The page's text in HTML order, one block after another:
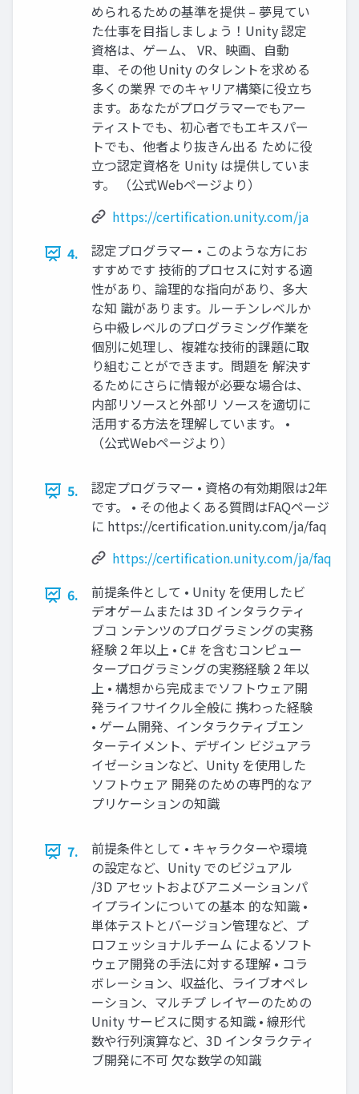
められるための基準を提供 – 夢見てい
た仕事を目指しましょう！Unity 認定
資格は、ゲーム、 VR、映画、自動
車、その他 Unity のタレントを求める
多くの業界 でのキャリア構築に役立ち
ます。あなたがプログラマーでもアー
ティストでも、初心者でもエキスパー
トでも、他者より抜きん出る ために役
立つ認定資格を Unity は提供していま
す。 （公式Webページより）
https://certification.unity.com/ja
4.
認定プログラマー • このような方にお
すすめです 技術的プロセスに対する適
性があり、論理的な指向があり、多大
な知 識があります。ルーチンレベルか
ら中級レベルのプログラミング作業を
個別に処理し、複雑な技術的課題に取
り組むことができます。問題を 解決す
るためにさらに情報が必要な場合は、
内部リソースと外部リ ソースを適切に
活用する方法を理解しています。 •
（公式Webページより）
5.
認定プログラマー • 資格の有効期限は2年
です。 • その他よくある質問はFAQページ
に https://certification.unity.com/ja/faq
https://certification.unity.com/ja/faq
6.
前提条件として • Unity を使用したビ
デオゲームまたは 3D インタラクティ
ブコ ンテンツのプログラミングの実務
経験 2 年以上 • C# を含むコンピュー
タープログラミングの実務経験 2 年以
上 • 構想から完成までソフトウェア開
発ライフサイクル全般に 携わった経験
• ゲーム開発、インタラクティブエン
ターテイメント、デザイン ビジュアラ
イゼーションなど、Unity を使用した
ソフトウェア 開発のための専門的なア
プリケーションの知識
7.
前提条件として • キャラクターや環境
の設定など、Unity でのビジュアル
/3D アセットおよびアニメーションパ
イプラインについての基本 的な知識 •
単体テストとバージョン管理など、プ
ロフェッショナルチーム によるソフト
ウェア開発の手法に対する理解 • コラ
ボレーション、収益化、ライブオペレ
ーション、マルチプ レイヤーのための
Unity サービスに関する知識 • 線形代
数や行列演算など、3D インタラクティ
ブ開発に不可 欠な数学の知識